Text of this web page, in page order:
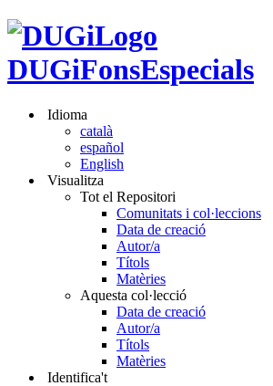
DUGiFonsEspecials
Idioma
català
español
English
Visualitza
Tot el Repositori
Comunitats i col·leccions
Data de creació
Autor/a
Títols
Matèries
Aquesta col·lecció
Data de creació
Autor/a
Títols
Matèries
Identifica't